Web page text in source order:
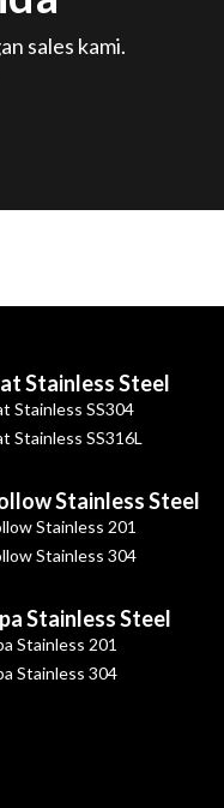
sales kami.
Stainless Steel
Stainless SS304
Stainless SS316L
Stainless Steel
Stainless 201
Stainless 304
Stainless Steel
Stainless 201
Stainless 304